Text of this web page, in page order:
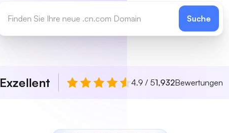
Suche
Exzellent 4.9 / 51,932Bewertungen